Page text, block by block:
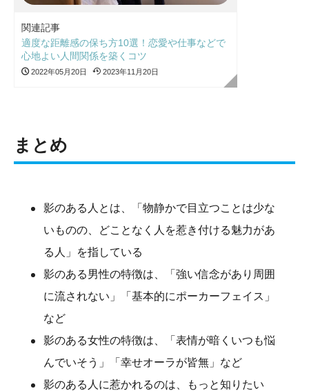
関連記事
適度な距離感の保ち方10選！恋愛や仕事などで
心地よい人間関係を築くコツ
2022年05月20日 2023年11月20日
まとめ
影のある人とは、「物静かで目立つことは少な
いものの、どことなく人を惹き付ける魅力があ
る人」を指している
影のある男性の特徴は、「強い信念があり周囲
に流されない」「基本的にポーカーフェイス」
など
影のある女性の特徴は、「表情が暗くいつも悩
んでいそう」「幸せオーラが皆無」など
影のある人に惹かれるのは、もっと知りたい